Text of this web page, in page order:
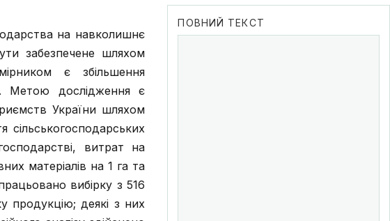
на навколишнє
забезпечене шляхом
є збільшення
Метою дослідження є
України шляхом
сільськогосподарських
витрат на
матеріалів на 1 га та
вибірку з 516
продукцію; деякі з них
ПОВНИЙ ТЕКСТ